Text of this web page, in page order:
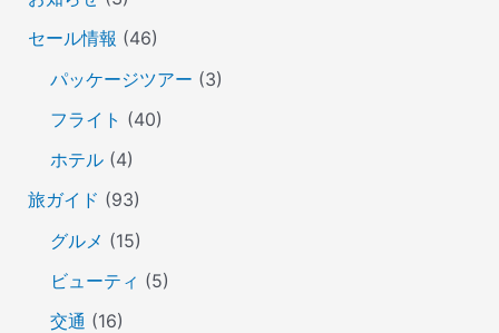
セール情報 (46)
パッケージツアー (3)
フライト (40)
ホテル(4)
旅ガイド (93)
グルメ (15)
ビューティ (5)
交通 (16)